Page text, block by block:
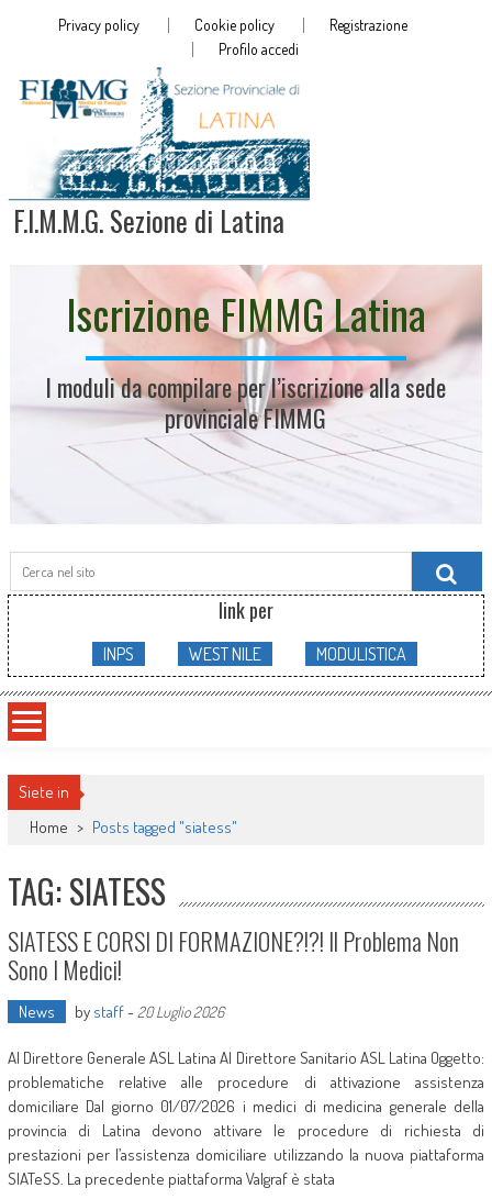
Privacy policy Cookie policy
Registrazione
Profilo accedi
F.I.M.M.G. Sezione di Latina
Iscrizione FIMMG Latina
I moduli da compilare per l’iscrizione alla sede
provinciale FIMMG
Search
for:
link per
INPS WEST NILE MODULISTICA
Siete in
Home > Posts tagged "siatess"
TAG: SIATESS
SIATESS E CORSI DI FORMAZIONE?!?! Il Problema Non
Sono I Medici!
News by staff- 20 Luglio 2026
Al Direttore Generale ASL Latina Al Direttore Sanitario ASL Latina Oggetto:
problematiche relative alle procedure di attivazione assistenza
domiciliare Dal giorno 01/07/2026 i medici di medicina generale della
provincia di Latina devono attivare le procedure di richiesta di
prestazioni per l’assistenza domiciliare utilizzando la nuova piattaforma
SIATeSS. La precedente piattaforma Valgraf è stata